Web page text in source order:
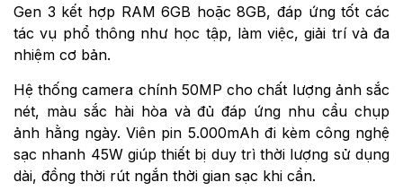
Gen 3 kết hợp RAM 6GB hoặc 8GB, đáp ứng tốt các
tác vụ phổ thông như học tập, làm việc, giải trí và đa
nhiệm cơ bản.
Hệ thống camera chính 50MP cho chất lượng ảnh sắc
nét, màu sắc hài hòa và đủ đáp ứng nhu cầu chụp
ảnh hằng ngày. Viên pin 5.000mAh đi kèm công nghệ
sạc nhanh 45W giúp thiết bị duy trì thời lượng sử dụng
dài, đồng thời rút ngắn thời gian sạc khi cần.